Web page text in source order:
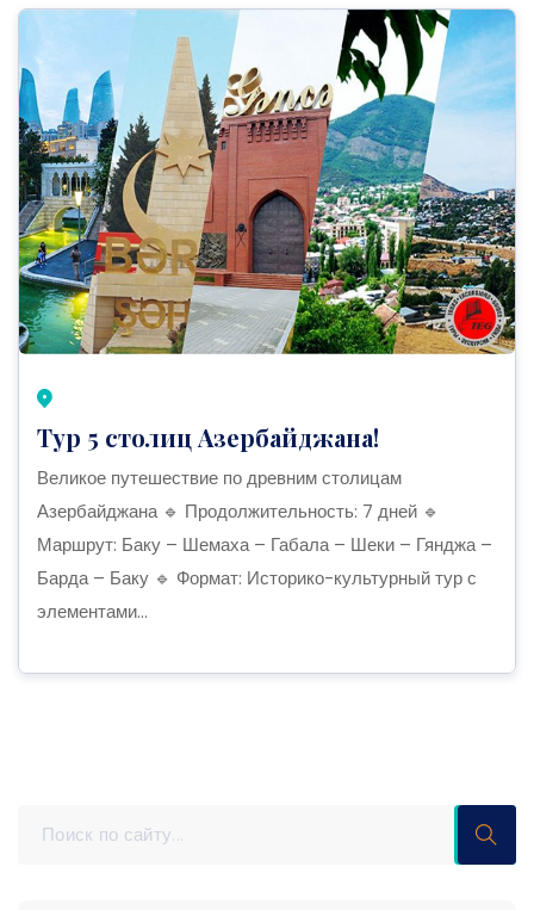
Тур 5 столиц Азербайджана!
Великое путешествие по древним столицам
Азербайджана 🔹 Продолжительность: 7 дней 🔹
Маршрут: Баку – Шемаха – Габала – Шеки – Гянджа –
Барда – Баку 🔹 Формат: Историко-культурный тур с
элементами...